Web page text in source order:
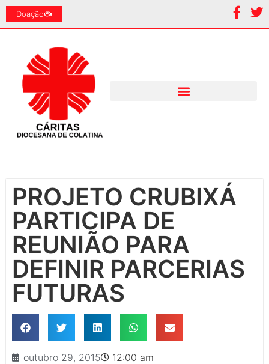
Doação
PROJETO CRUBIXÁ
PARTICIPA DE
REUNIÃO PARA
DEFINIR PARCERIAS
FUTURAS
outubro 29, 2015 12:00 am